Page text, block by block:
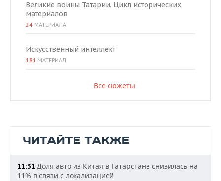
Великие воины Татарии. Цикл исторических
материалов
24 МАТЕРИАЛА
Искусственный интеллект
181 МАТЕРИАЛ
Все сюжеты
ЧИТАЙТЕ ТАКЖЕ
11:31 Доля авто из Китая в Татарстане снизилась на
11% в связи с локализацией